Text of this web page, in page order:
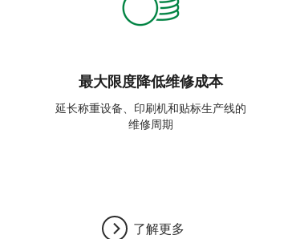
最大限度降低维修成本
延长称重设备、印刷机和贴标生产线的
维修周期
了解更多